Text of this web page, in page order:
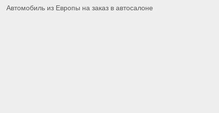
Автомобиль из Европы на заказ в автосалоне